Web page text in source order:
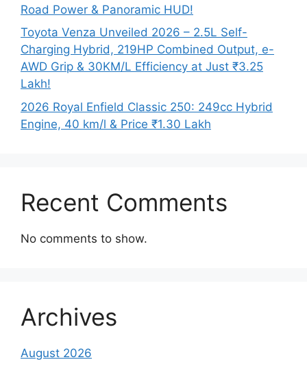
Road Power & Panoramic HUD!
Toyota Venza Unveiled 2026 – 2.5L Self-
Charging Hybrid, 219HP Combined Output, e-
AWD Grip & 30KM/L Efficiency at Just ₹3.25
Lakh!
2026 Royal Enfield Classic 250: 249cc Hybrid
Engine, 40 km/l & Price ₹1.30 Lakh
Recent Comments
No comments to show.
Archives
August 2026